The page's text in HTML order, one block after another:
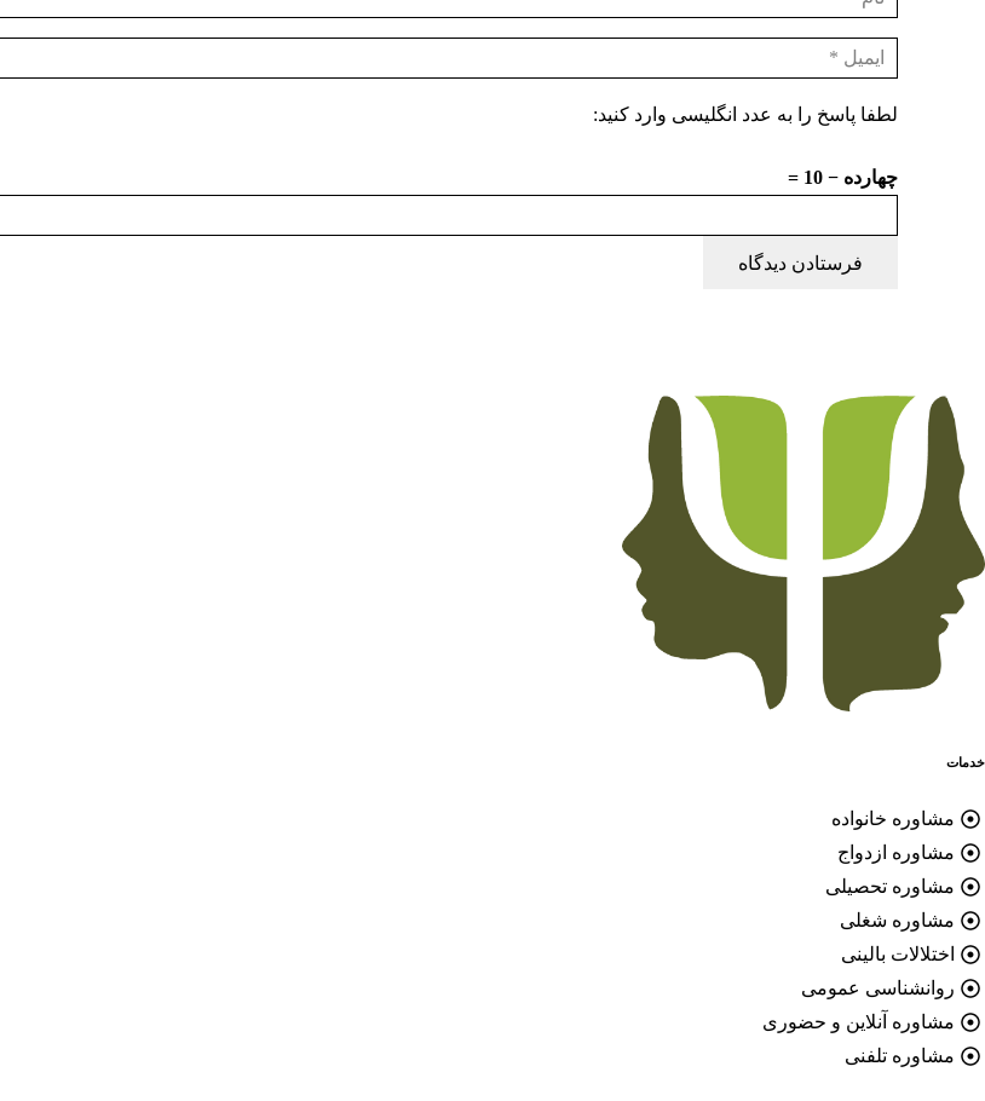
لطفا پاسخ را به عدد انگلیسی وارد کنید:
چهارده − 10 =
فرستادن دیدگاه
خدمات
مشاوره خانواده
مشاوره ازدواج
مشاوره تحصیلی
مشاوره شغلی
اختلالات بالینی
روانشناسی عمومی
مشاوره آنلاین و حضوری
مشاوره تلفنی